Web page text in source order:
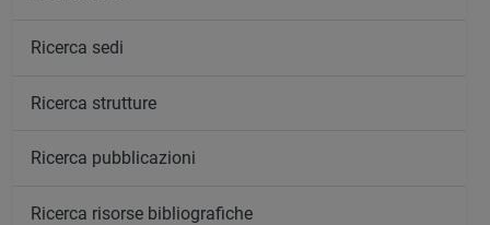
Ricerca sedi
Ricerca strutture
Ricerca pubblicazioni
Ricerca risorse bibliografiche